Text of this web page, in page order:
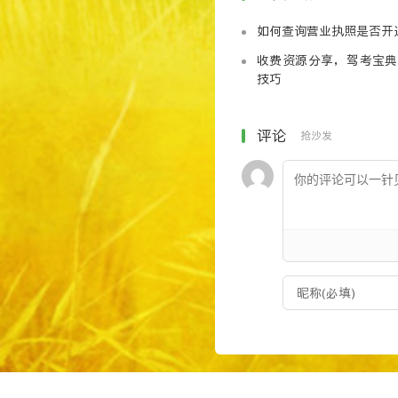
如何查询营业执照是否开
收费资源分享，驾考宝
技巧
评论 抢沙发